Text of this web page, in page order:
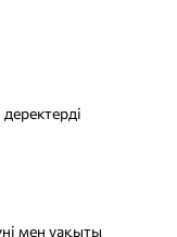
мен уақыты